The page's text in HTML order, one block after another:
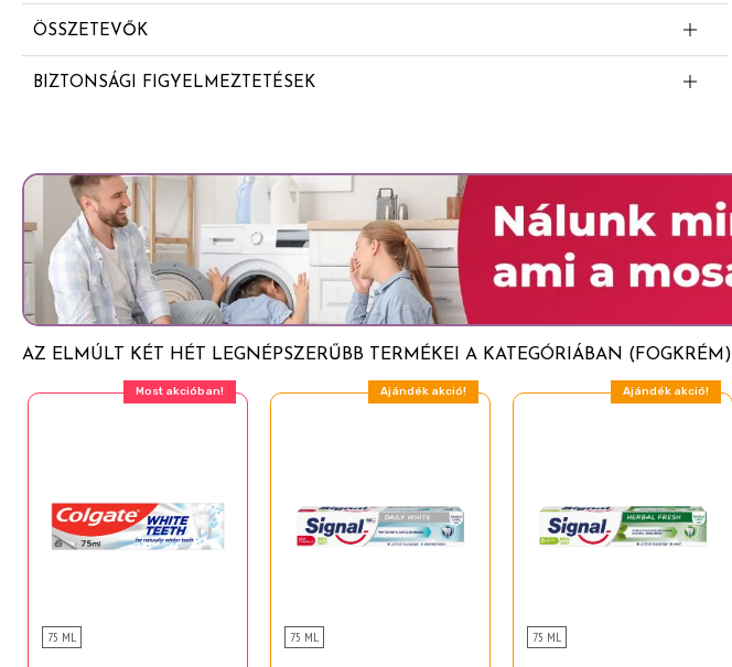
Fehérebb fogak már 1 nap alatt a felületi elszíneződések eltávolításával
Eltávolítja a felületi elszíneződéseket, és óvja a fogakat az újabb elszíneződések
kialakulásával szemben
Örökzöld menta ízesítésű fogkrém
ÖSSZETEVŐK
Aqua
Sodium Hexametaphosphate
Disodium Pyrophosphate
Sodium Lauryl Sulfate
Carrageenan
Aroma
Sodium Monofluorophosphate
Xanthan Gum
Sodium Saccharin
Sodium Chloride
Sucralose
CI 74160
BIZTONSÁGI FIGYELMEZTETÉSEK
nyeljen le! Más forrásból származó fluoridbevitel esetén kérje ki fogorvosa vagy orvosa
tanácsát! Nátrium-fluoridot tartalmaz. (1450 ppm fluorid).
AZ ELMÚLT KÉT HÉT LEGNÉPSZERŰBB TERMÉKEI A KATEGÓRIÁBAN (FOGKRÉM)
Ajándék akció!
75 ML
Ajándék akció!
75 ML
Ajándék akció!
75 ML